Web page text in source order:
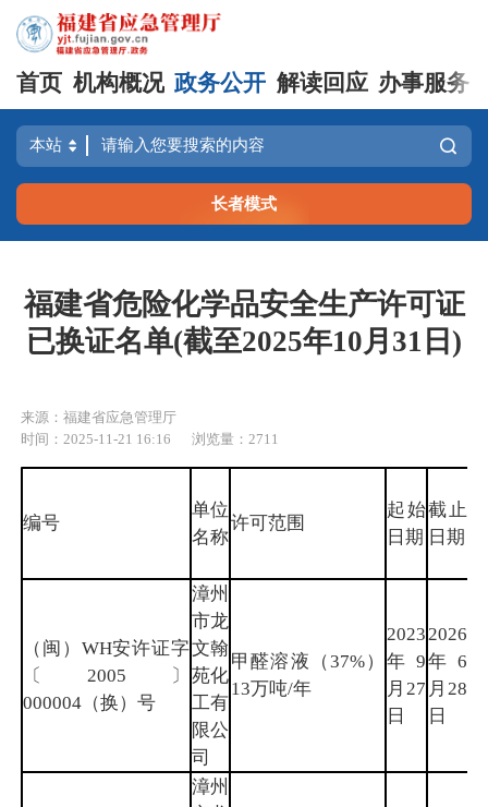
首页 机构概况 政务公开 解读回应 办事服务
长者模式
福建省危险化学品安全生产许可证
已换证名单(截至2025年10月31日)
来源：福建省应急管理厅
时间：2025-11-21 16:16
浏览量：2711
编号
单位
名称
许可范围
起始
日期
截止
日期
（闽）WH安许证字
〔2005〕
000004（换）号
漳州
市龙
文翰
苑化
工有
限公
司
甲醛溶液（37%）
13万吨/年
2023
年9
月27
日
2026
年6
月28
日
漳州